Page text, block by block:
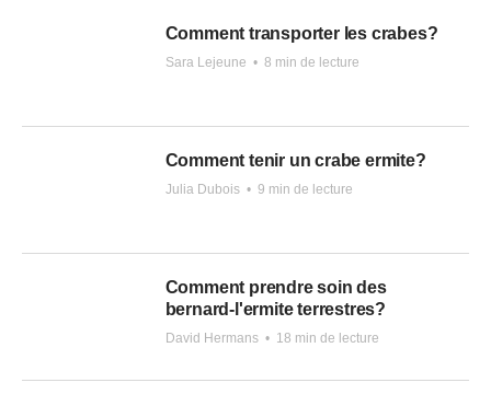
Comment transporter les crabes?
Sara Lejeune • 8 min de lecture
Comment tenir un crabe ermite?
Julia Dubois • 9 min de lecture
Comment prendre soin des
bernard-l'ermite terrestres?
David Hermans • 18 min de lecture